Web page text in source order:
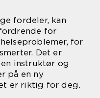
fordeler, kan
for
for
Det er
instruktør og
på en ny
er riktig for deg.